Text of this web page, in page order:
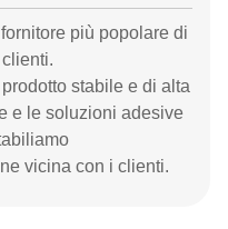
più popolare di
stabile e di alta
e le soluzioni adesive
vicina con i clienti.